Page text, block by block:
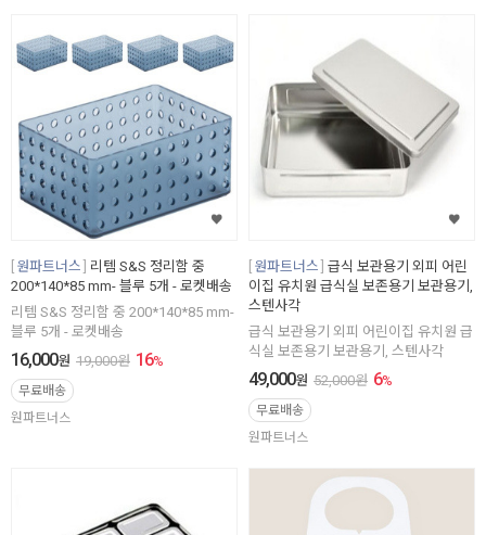
원파트너스
리템 S&S 정리함 중
200*140*85 mm- 블루 5개 - 로켓배송
리템 S&S 정리함 중 200*140*85 mm-
블루 5개 - 로켓배송
16,000원 19,000원 16%
무료배송
원파트너스
원파트너스 급식 보관용기 외피 어린
이집 유치원 급식실 보존용기 보관용기,
스텐사각
급식 보관용기 외피 어린이집 유치원 급
식실 보존용기 보관용기, 스텐사각
49,000원 52,000원 6%
무료배송
원파트너스